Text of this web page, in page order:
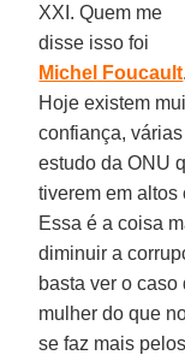
XXI. Quem me
disse isso foi
Michel Foucault.
Hoje existem
confiança,
estudo da ONU
tiverem em altos
Essa é a coisa
diminuir a
basta ver o
mulher do que
se faz mais